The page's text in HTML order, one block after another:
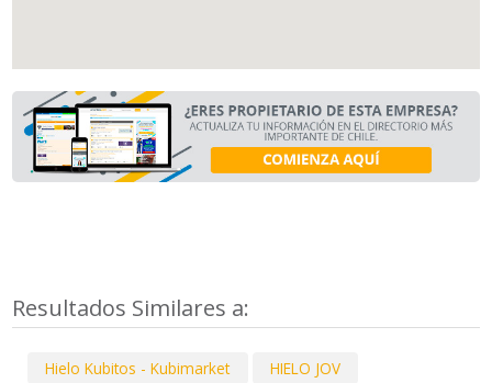
Resultados Similares a:
Hielo Kubitos - Kubimarket HIELO JOV